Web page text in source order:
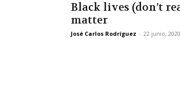
Black lives (don’t
matter
José Carlos Rodríguez - 22 junio, 2020